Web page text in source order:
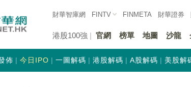
財華智庫網 FINTV FINMETA 財華證券
港股100強 官網 榜單 地圖 沙龍
佈 今日IPO 一圖解碼 港股解碼 A股解碼 美股解